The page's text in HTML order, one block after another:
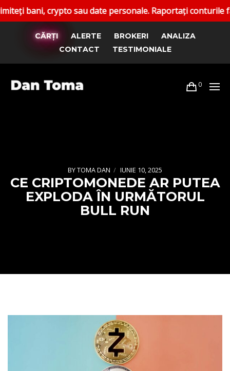
crypto sau date personale. Raportați conturile false.
CĂRȚI ALERTE BROKERI
ANALIZA
CONTACT
TESTIMONIALE
0
BYTOMA DAN IUNIE 10, 2025
CE CRIPTOMONEDE AR PUTEA
EXPLODA ÎN URMĂTORUL
BULL RUN